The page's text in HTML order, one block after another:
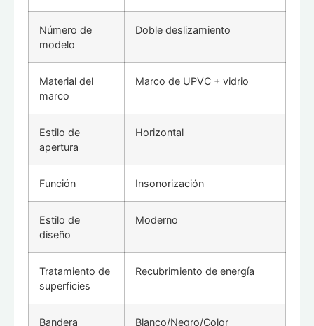
Número de
modelo
Doble deslizamiento
Material del
marco
Marco de UPVC + vidrio
Estilo de
apertura
Horizontal
Función Insonorización
Estilo de
diseño
Moderno
Tratamiento de
superficies
Recubrimiento de energía
Bandera Blanco/Negro/Color